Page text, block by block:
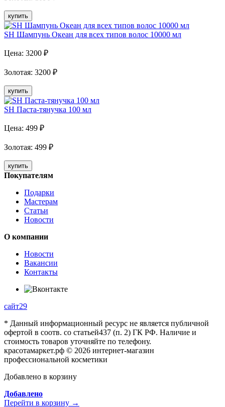
купить
SH Шампунь Океан для всех типов волос 10000 мл
Цена: 3200 ₽
Золотая: 3200 ₽
купить
SH Паста-тянучка 100 мл
Цена: 499 ₽
Золотая: 499 ₽
купить
Покупателям
Подарки
Мастерам
Статьи
Новости
О компании
Новости
Вакансии
Контакты
сайт29
* Данный информационный ресурс не является публичной
офертой в соотв. со статьей437 (п. 2) ГК РФ. Наличие и
стоимость товаров уточняйте по телефону.
красотамаркет.рф © 2026 интернет-магазин
профессиональной косметики
Добавлено в корзину
Добавлено
Перейти в корзину →